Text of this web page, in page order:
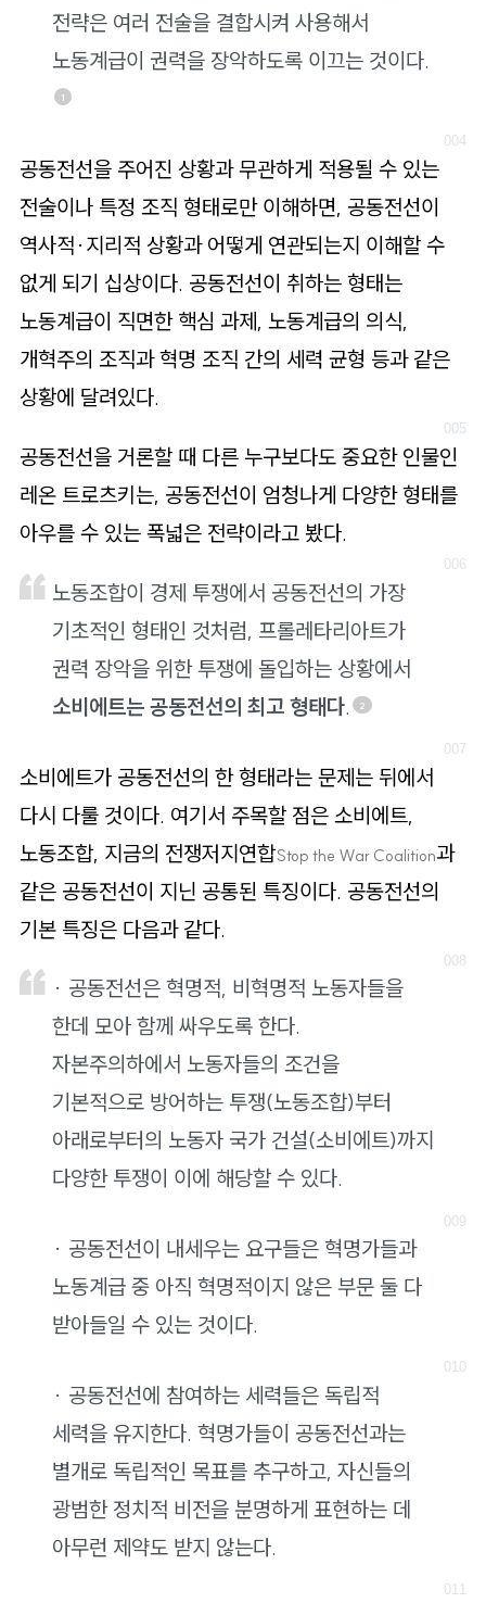
전략은 여러 전술을 결합시켜 사용해서
노동계급이 권력을 장악하도록 이끄는 것이다.
1
공동전선을 주어진 상황과 무관하게 적용될 수 있는
전술이나 특정 조직 형태로만 이해하면, 공동전선이
역사적·지리적 상황과 어떻게 연관되는지 이해할 수
없게 되기 십상이다. 공동전선이 취하는 형태는
노동계급이 직면한 핵심 과제, 노동계급의 의식,
개혁주의 조직과 혁명 조직 간의 세력 균형 등과 같은
상황에 달려있다.
공동전선을 거론할 때 다른 누구보다도 중요한 인물인
레온 트로츠키는, 공동전선이 엄청나게 다양한 형태를
아우를 수 있는 폭넓은 전략이라고 봤다.
노동조합이 경제 투쟁에서 공동전선의 가장
기초적인 형태인 것처럼, 프롤레타리아트가
권력 장악을 위한 투쟁에 돌입하는 상황에서
소비에트는 공동전선의 최고 형태다. 2
소비에트가 공동전선의 한 형태라는 문제는 뒤에서
다시 다룰 것이다. 여기서 주목할 점은 소비에트,
노동조합, 지금의 전쟁저지연합Stop the War Coalition과
같은 공동전선이 지닌 공통된 특징이다. 공동전선의
기본 특징은 다음과 같다.
· 공동전선은 혁명적, 비혁명적 노동자들을
한데 모아 함께 싸우도록 한다.
자본주의하에서 노동자들의 조건을
기본적으로 방어하는 투쟁(노동조합)부터
아래로부터의 노동자 국가 건설(소비에트)까지
다양한 투쟁이 이에 해당할 수 있다.
· 공동전선이 내세우는 요구들은 혁명가들과
노동계급 중 아직 혁명적이지 않은 부문 둘 다
받아들일 수 있는 것이다.
· 공동전선에 참여하는 세력들은 독립적
세력을 유지한다. 혁명가들이 공동전선과는
별개로 독립적인 목표를 추구하고, 자신들의
광범한 정치적 비전을 분명하게 표현하는 데
아무런 제약도 받지 않는다.